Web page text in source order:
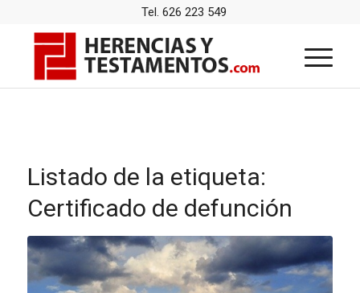
Tel. 626 223 549
Listado de la etiqueta:
Certificado de defunción